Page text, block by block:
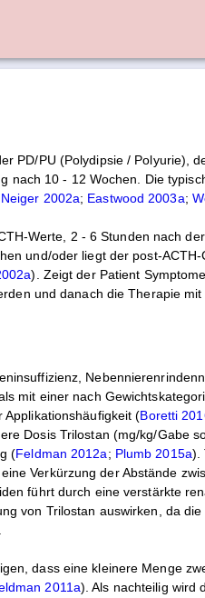
PD/PU (Polydipsie / Polyurie),
nach 10 - 12 Wochen. Die
Neiger 2002a; Eastwood 2003a;
Werte, 2 - 6 Stunden nach
und/oder liegt der post-
). Zeigt der Patient
und danach die Therapie
mit einer nach
(Boretti
Dosis Trilostan (mg/kg/Gabe
(Feldman 2012a; Plumb 2015a).
Verkürzung der Abstände
führt durch eine verstärkte
von Trilostan auswirken, da
dass eine kleinere Menge
2011a). Als nachteilig wird